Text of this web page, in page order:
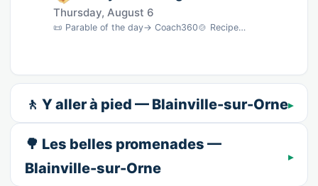
Thursday, August 6
📜 Parable of the day→ Coach360🍲 Recipe of the dayMojito sans alcool · 5 min→ BNC🎵 Song …
🚶 Y aller à pied — Blainville-sur-Orne
🌳 Les belles promenades —
Blainville-sur-Orne